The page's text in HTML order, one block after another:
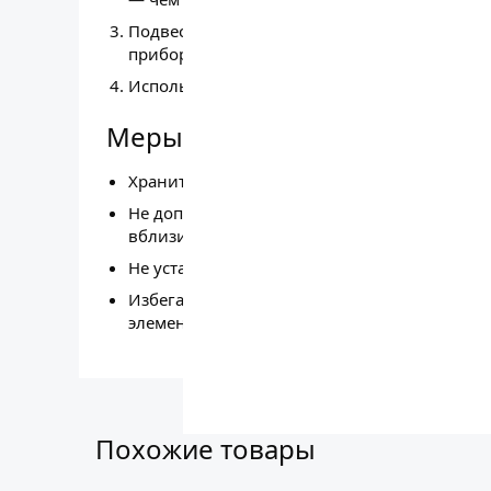
Подвесьте ароматизатор в выбранном
приборной панели, не перекрывает обзор
Используйте изделие строго по назначению.
Меры предосторожности
Храните в местах, недоступных для детей.
Не допускайте нагрева выше 35 °C —
вблизи отопительных приборов.
Не устанавливайте ароматизатор в зоне
Избегайте контакта ароматизированной
элементами салона, а также с одеждой.
Похожие товары